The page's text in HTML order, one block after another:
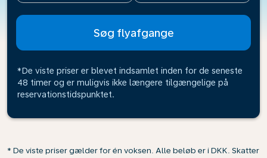
Søg flyafgange
*De viste priser er blevet indsamlet inden for de seneste
48 timer og er muligvis ikke længere tilgængelige på
reservationstidspunktet.
* De viste priser gælder for én voksen. Alle beløb er i DKK. Skatter